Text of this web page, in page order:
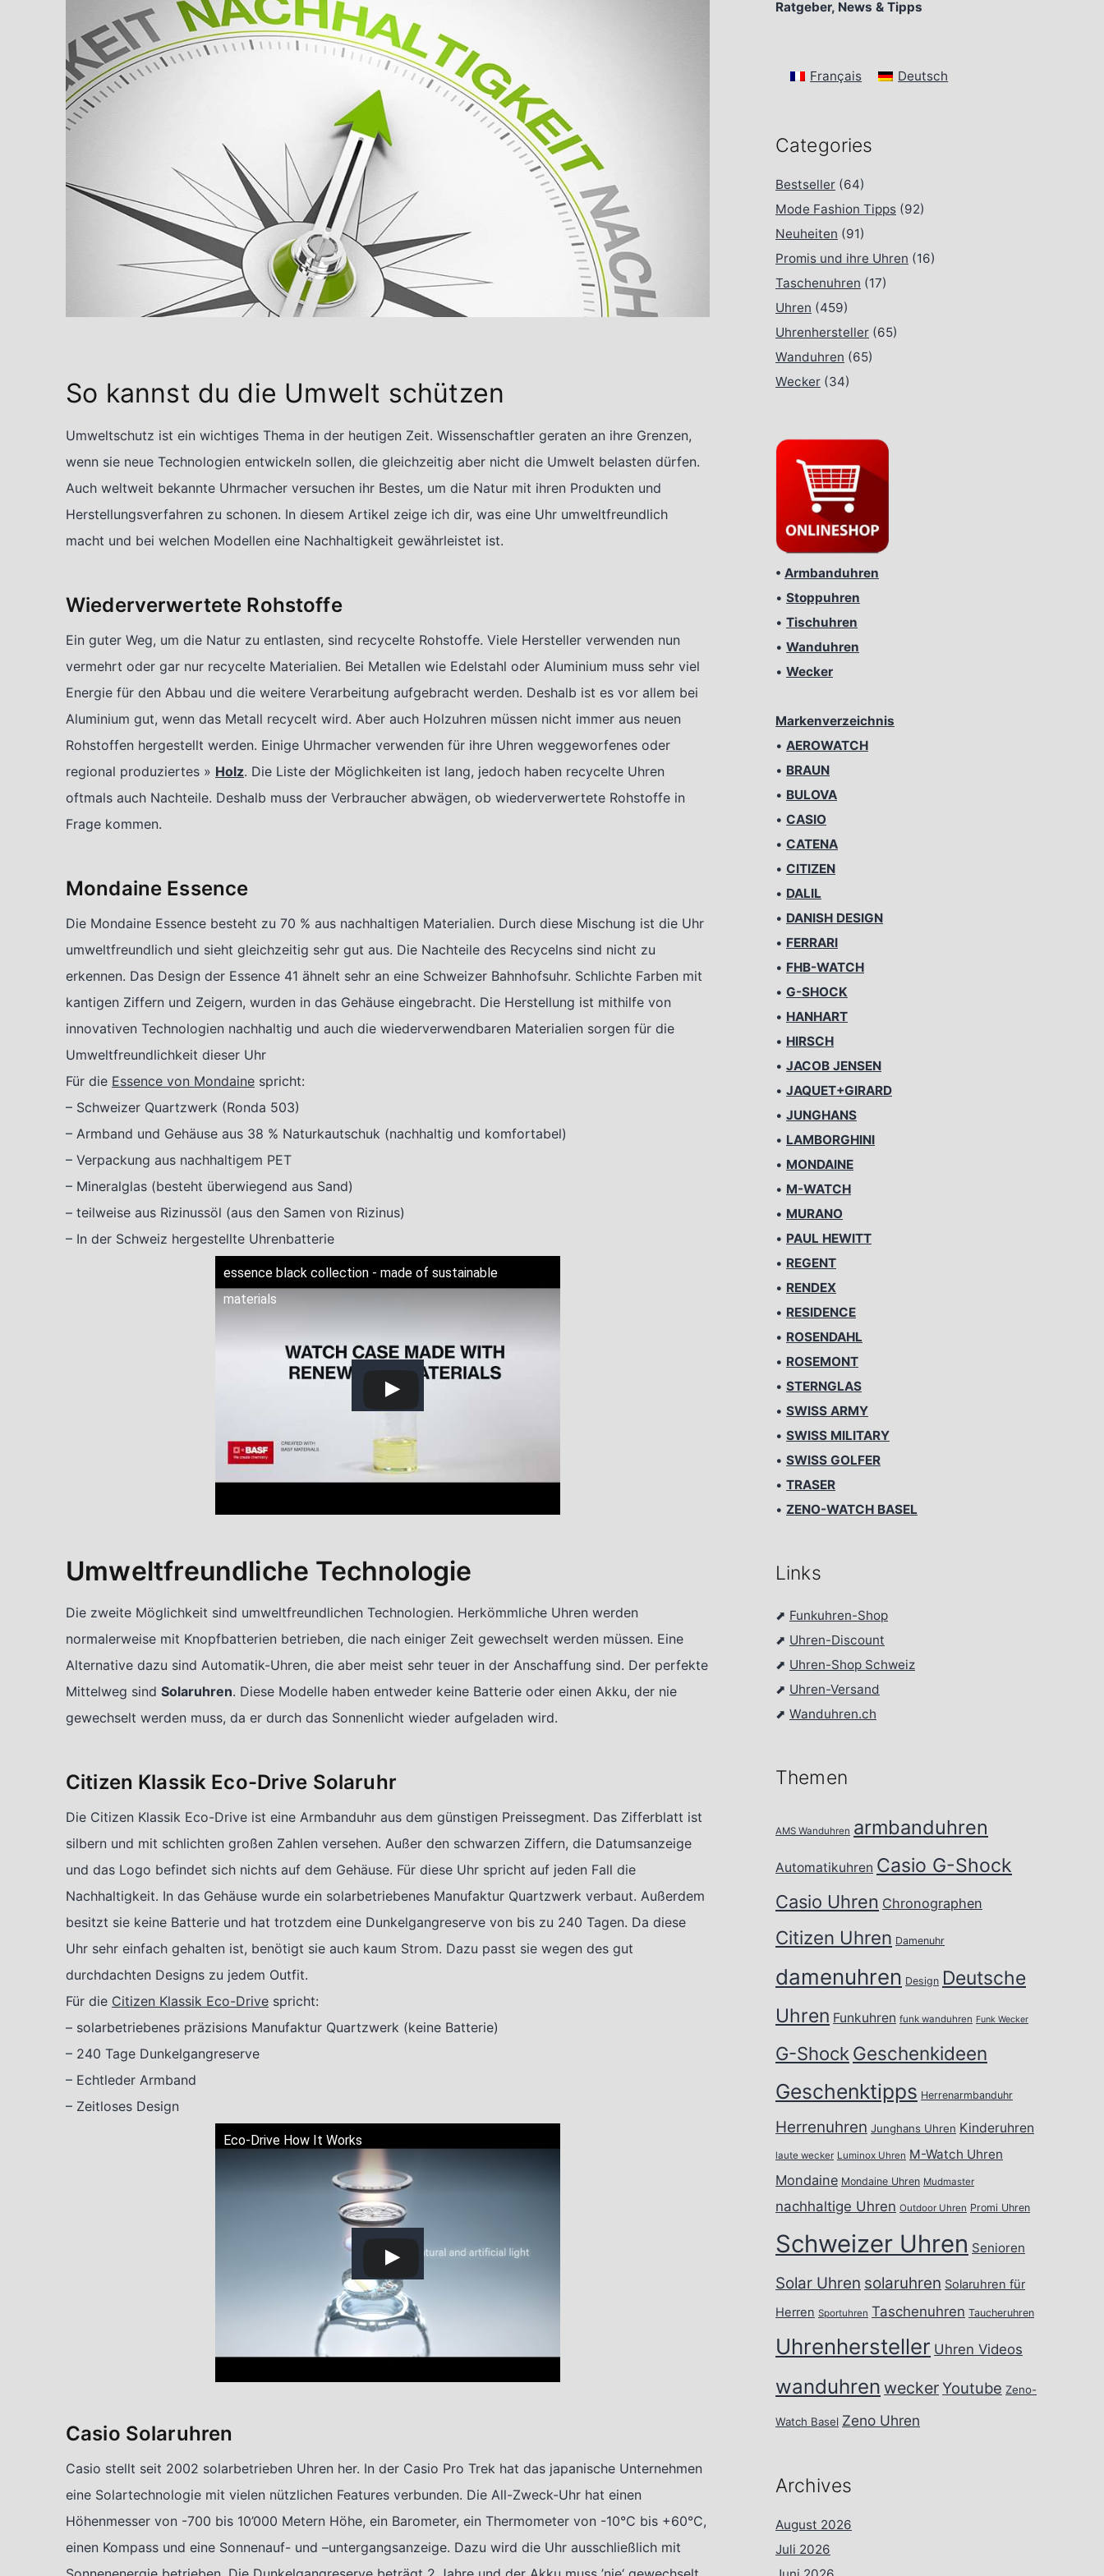
So kannst du die Umwelt schützen
Umweltschutz ist ein wichtiges Thema in der heutigen Zeit. Wissenschaftler geraten an ihre Grenzen,
wenn sie neue Technologien entwickeln sollen, die gleichzeitig aber nicht die Umwelt belasten dürfen.
Auch weltweit bekannte Uhrmacher versuchen ihr Bestes, um die Natur mit ihren Produkten und
Herstellungsverfahren zu schonen. In diesem Artikel zeige ich dir, was eine Uhr umweltfreundlich
macht und bei welchen Modellen eine Nachhaltigkeit gewährleistet ist.
Wiederverwertete Rohstoffe
Ein guter Weg, um die Natur zu entlasten, sind recycelte Rohstoffe. Viele Hersteller verwenden nun
vermehrt oder gar nur recycelte Materialien. Bei Metallen wie Edelstahl oder Aluminium muss sehr viel
Energie für den Abbau und die weitere Verarbeitung aufgebracht werden. Deshalb ist es vor allem bei
Aluminium gut, wenn das Metall recycelt wird. Aber auch Holzuhren müssen nicht immer aus neuen
Rohstoffen hergestellt werden. Einige Uhrmacher verwenden für ihre Uhren weggeworfenes oder
regional produziertes » Holz. Die Liste der Möglichkeiten ist lang, jedoch haben recycelte Uhren
oftmals auch Nachteile. Deshalb muss der Verbraucher abwägen, ob wiederverwertete Rohstoffe in
Frage kommen.
Mondaine Essence
Die Mondaine Essence besteht zu 70 % aus nachhaltigen Materialien. Durch diese Mischung ist die Uhr
umweltfreundlich und sieht gleichzeitig sehr gut aus. Die Nachteile des Recycelns sind nicht zu
erkennen. Das Design der Essence 41 ähnelt sehr an eine Schweizer Bahnhofsuhr. Schlichte Farben mit
kantigen Ziffern und Zeigern, wurden in das Gehäuse eingebracht. Die Herstellung ist mithilfe von
innovativen Technologien nachhaltig und auch die wiederverwendbaren Materialien sorgen für die
Umweltfreundlichkeit dieser Uhr
Für die Essence von Mondaine spricht:
– Schweizer Quartzwerk (Ronda 503)
– Armband und Gehäuse aus 38 % Naturkautschuk (nachhaltig und komfortabel)
– Verpackung aus nachhaltigem PET
– Mineralglas (besteht überwiegend aus Sand)
– teilweise aus Rizinussöl (aus den Samen von Rizinus)
– In der Schweiz hergestellte Uhrenbatterie
essence black collection - made of sustainable
materials
Umweltfreundliche Technologie
Die zweite Möglichkeit sind umweltfreundlichen Technologien. Herkömmliche Uhren werden
normalerweise mit Knopfbatterien betrieben, die nach einiger Zeit gewechselt werden müssen. Eine
Alternative dazu sind Automatik-Uhren, die aber meist sehr teuer in der Anschaffung sind. Der perfekte
Mittelweg sind Solaruhren. Diese Modelle haben entweder keine Batterie oder einen Akku, der nie
gewechselt werden muss, da er durch das Sonnenlicht wieder aufgeladen wird.
Citizen Klassik Eco-Drive Solaruhr
Die Citizen Klassik Eco-Drive ist eine Armbanduhr aus dem günstigen Preissegment. Das Zifferblatt ist
silbern und mit schlichten großen Zahlen versehen. Außer den schwarzen Ziffern, die Datumsanzeige
und das Logo befindet sich nichts auf dem Gehäuse. Für diese Uhr spricht auf jeden Fall die
Nachhaltigkeit. In das Gehäuse wurde ein solarbetriebenes Manufaktur Quartzwerk verbaut. Außerdem
besitzt sie keine Batterie und hat trotzdem eine Dunkelgangreserve von bis zu 240 Tagen. Da diese
Uhr sehr einfach gehalten ist, benötigt sie auch kaum Strom. Dazu passt sie wegen des gut
durchdachten Designs zu jedem Outfit.
Für die Citizen Klassik Eco-Drive spricht:
– solarbetriebenes präzisions Manufaktur Quartzwerk (keine Batterie)
– 240 Tage Dunkelgangreserve
– Echtleder Armband
– Zeitloses Design
Eco-Drive How It Works
Casio Solaruhren
Casio stellt seit 2002 solarbetrieben Uhren her. In der Casio Pro Trek hat das japanische Unternehmen
eine Solartechnologie mit vielen nützlichen Features verbunden. Die All-Zweck-Uhr hat einen
Höhenmesser von -700 bis 10’000 Metern Höhe, ein Barometer, ein Thermometer von -10°C bis +60°C,
einen Kompass und eine Sonnenauf- und –untergangsanzeige. Dazu wird die Uhr ausschließlich mit
Ratgeber, News & Tipps
Français Deutsch
Categories
Bestseller (64)
Mode Fashion Tipps (92)
Neuheiten (91)
Promis und ihre Uhren (16)
Taschenuhren (17)
Uhren (459)
Uhrenhersteller (65)
Wanduhren (65)
Wecker (34)
• Armbanduhren
• Stoppuhren
• Tischuhren
• Wanduhren
• Wecker
Markenverzeichnis
• AEROWATCH
• BRAUN
• BULOVA
• CASIO
• CATENA
• CITIZEN
• DALIL
• DANISH DESIGN
• FERRARI
• FHB-WATCH
• G-SHOCK
• HANHART
• HIRSCH
• JACOB JENSEN
• JAQUET+GIRARD
• JUNGHANS
• LAMBORGHINI
• MONDAINE
• M-WATCH
• MURANO
• PAUL HEWITT
• REGENT
• RENDEX
• RESIDENCE
• ROSENDAHL
• ROSEMONT
• STERNGLAS
• SWISS ARMY
• SWISS MILITARY
• SWISS GOLFER
• TRASER
• ZENO-WATCH BASEL
Links
⬈ Funkuhren-Shop
⬈ Uhren-Discount
⬈ Uhren-Shop Schweiz
⬈ Uhren-Versand
⬈ Wanduhren.ch
Themen
AMS Wanduhren armbanduhren
Automatikuhren Casio G-Shock
Casio Uhren Chronographen
Citizen Uhren Damenuhr
damenuhren Design Deutsche
Uhren Funkuhren funk wanduhren Funk Wecker
G-Shock Geschenkideen
Geschenktipps Herrenarmbanduhr
Herrenuhren Junghans Uhren Kinderuhren
laute wecker Luminox Uhren M-Watch Uhren
Mondaine Mondaine Uhren Mudmaster
nachhaltige Uhren Outdoor Uhren Promi Uhren
Schweizer Uhren Senioren
Solar Uhren solaruhren Solaruhren für
Herren Sportuhren Taschenuhren Taucheruhren
Uhrenhersteller Uhren Videos
wanduhren weckerYoutube Zeno-
Watch Basel Zeno Uhren
Archives
August 2026
Juli 2026